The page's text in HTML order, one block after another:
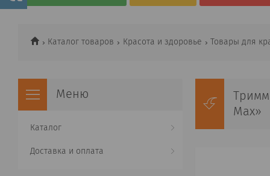
Каталог товаров Красота и здоровье Товары для
Max»
Каталог
Доставка и оплата